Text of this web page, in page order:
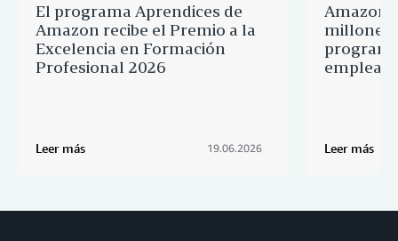
El programa Aprendices de
Amazon recibe el Premio a la
Excelencia en Formación
Profesional 2026
Leer más 19.06.2026
Amazon
millones
Leer más